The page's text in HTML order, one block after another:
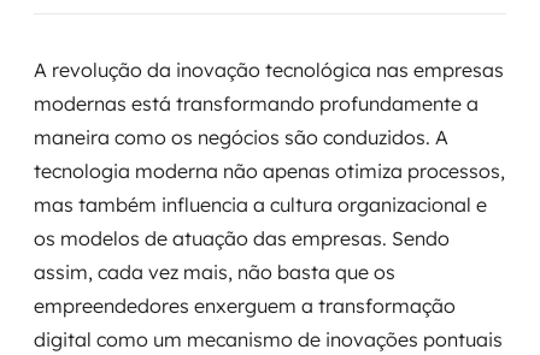
Data Platforms
Business Intelligence
Data Lakes & Warehouses
Governança de dados
Modernização de aplicações
Desenvolvimento web e mobile
A revolução da inovação tecnológica nas empresas
modernas está transformando profundamente a
maneira como os negócios são conduzidos. A
tecnologia moderna não apenas otimiza processos,
mas também influencia a cultura organizacional e
os modelos de atuação das empresas. Sendo
assim, cada vez mais, não basta que os
empreendedores enxerguem a transformação
digital como um mecanismo de inovações pontuais